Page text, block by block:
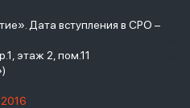
Дата вступления в СРО –
этаж 2, пом.11